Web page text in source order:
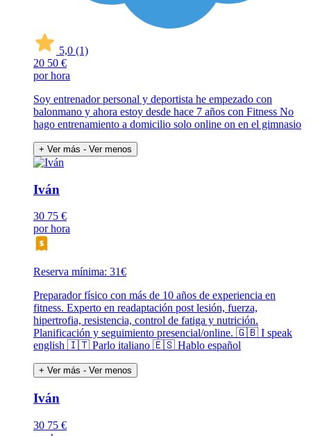
5,0 (1)
20 50 €
por hora
Soy entrenador personal y deportista he empezado con
balonmano y ahora estoy desde hace 7 años con Fitness No
hago entrenamiento a domicilio solo online on en el gimnasio
+ Ver más - Ver menos
Iván
30 75 €
por hora
Reserva mínima: 31€
Preparador físico con más de 10 años de experiencia en
fitness. Experto en readaptación post lesión, fuerza,
hipertrofia, resistencia, control de fatiga y nutrición.
Planificación y seguimiento presencial/online. 🇬🇧 I speak
english 🇮🇹 Parlo italiano 🇪🇸 Hablo español
+ Ver más - Ver menos
Iván
30 75 €